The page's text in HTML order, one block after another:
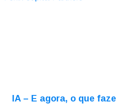
IA – E agora, o que